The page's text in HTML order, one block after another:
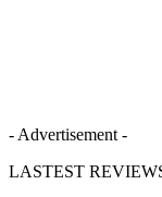
- Advertisement -
LASTEST